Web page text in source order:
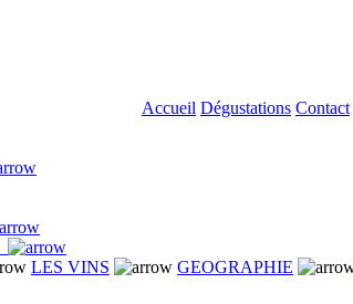
Accueil Dégustations Contact
LES VINS GEOGRAPHIE